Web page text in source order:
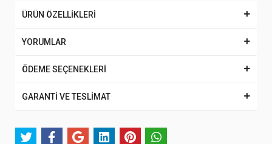
ÜRÜN ÖZELLİKLERİ
YORUMLAR
ÖDEME SEÇENEKLERİ
GARANTİ VE TESLİMAT